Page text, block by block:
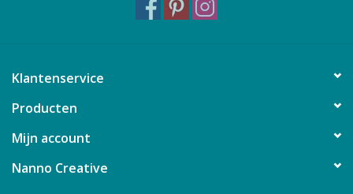
Klantenservice
Producten
Mijn account
Nanno Creative